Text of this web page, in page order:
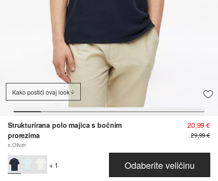
Kako postići ovaj look
Strukturirana polo majica s bočnim
prorezima
s.Oliver
20,99 €
29,99 €
+ 1 Odaberite veličinu